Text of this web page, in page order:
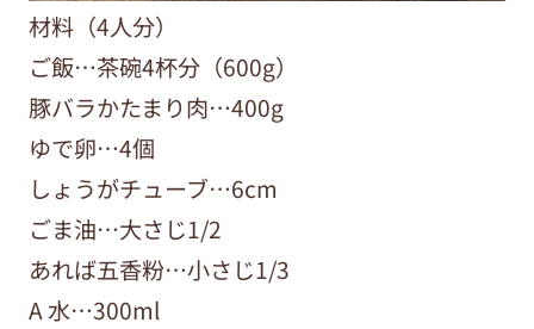
材料（4人分）
ご飯…茶碗4杯分（600g）
豚バラかたまり肉…400g
ゆで卵…4個
しょうがチューブ…6cm
ごま油…大さじ1/2
あれば五香粉…小さじ1/3
A 水…300ml